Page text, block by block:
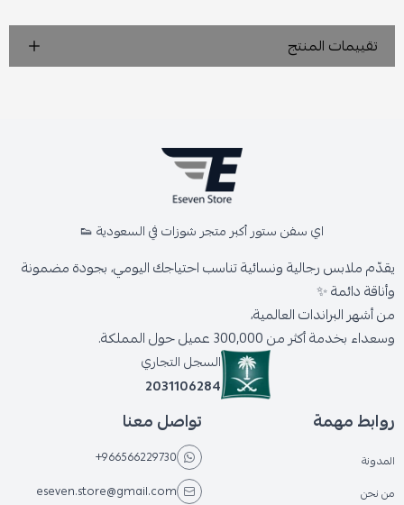
تقييمات المنتج
اي سفن ستور أكبر متجر شوزات في السعودية 👟
يقدّم ملابس رجالية ونسائية تناسب احتياجك اليومي، بجودة مضمونة
وأناقة دائمة ✨
من أشهر البراندات العالمية،
وسعداء بخدمة أكثر من 300,000 عميل حول المملكة.
السجل التجاري
2031106284
روابط مهمة
المدونة
من نحن
تواصل معنا
+966566229730
eseven.store@gmail.com